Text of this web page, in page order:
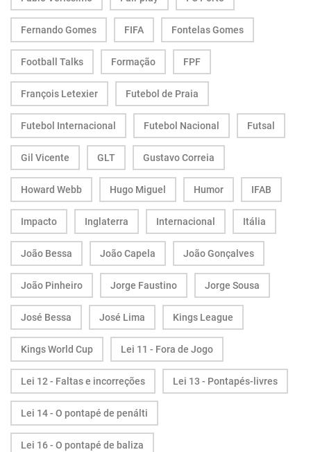
Fernando Gomes FIFA Fontelas Gomes
Football Talks Formação FPF
François Letexier Futebol de Praia
Futebol Internacional Futebol Nacional Futsal
Gil Vicente GLT Gustavo Correia
Howard Webb Hugo Miguel Humor IFAB
Impacto Inglaterra Internacional Itália
João Bessa João Capela João Gonçalves
João Pinheiro Jorge Faustino Jorge Sousa
José Bessa José Lima Kings League
Kings World Cup Lei 11 - Fora de Jogo
Lei 12 - Faltas e incorreções Lei 13 - Pontapés-livres
Lei 14 - O pontapé de penálti
Lei 16 - O pontapé de baliza